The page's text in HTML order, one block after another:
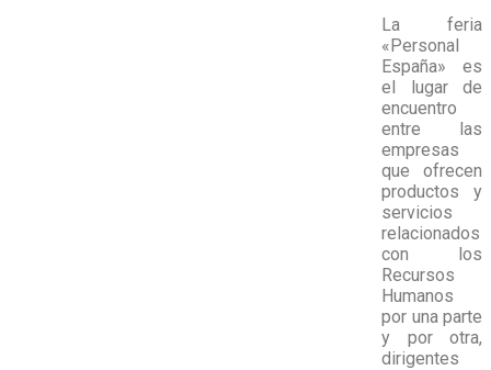
La feria
«Personal
España» es
el lugar de
encuentro
entre las
empresas
que ofrecen
productos y
servicios
relacionados
con los
Recursos
Humanos
por una parte
y por otra,
dirigentes